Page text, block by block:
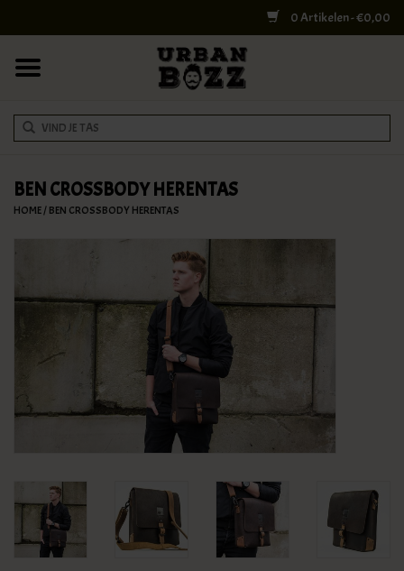
0 Artikelen - €0,00
COLLEGE BAGS
RUGZAKKEN
REISTASSEN
SPECIALS
SALE
BEN CROSSBODY HERENTAS
HOME/BEN CROSSBODY HERENTAS